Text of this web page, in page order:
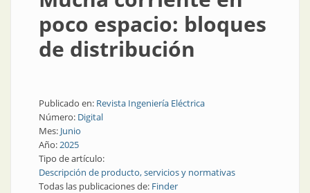
poco espacio: bloques
de distribución
Publicado en: Revista Ingeniería Eléctrica
Número: Digital
Mes: Junio
Año:2025
Tipo de artículo:
Descripción de producto, servicios y normativas
Todas las publicaciones de: Finder